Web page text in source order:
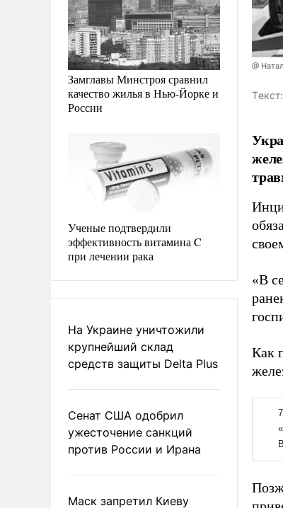
Замглавы Минстроя сравнил
качество жилья в Нью-Йорке и
России
Ученые подтвердили
эффективность витамина C
при лечении рака
На Украине уничтожили
крупнейший склад
средств защиты Delta Plus
Сенат США одобрил
ужесточение санкций
против России и Ирана
Маск запретил Киеву
@
Tекст:
«В
Как